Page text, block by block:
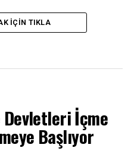
IÇIN TIKLA
İçme
Başlıyor